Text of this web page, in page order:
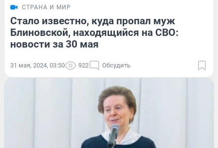
СТРАНА И МИР
Стало известно, куда пропал муж
Блиновской, находящийся на СВО:
новости за 30 мая
31 мая, 2024, 03:50 922 Обсудить